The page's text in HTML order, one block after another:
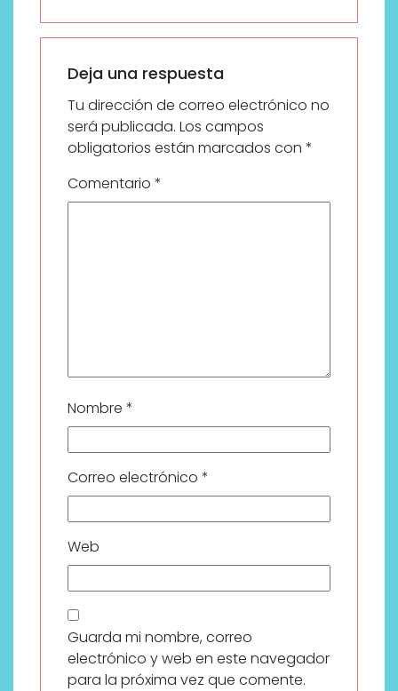
Deja una respuesta
Tu dirección de correo electrónico no
será publicada. Los campos
obligatorios están marcados con *
Comentario *
Nombre *
Correo electrónico *
Web
Guarda mi nombre, correo
electrónico y web en este navegador
para la próxima vez que comente.